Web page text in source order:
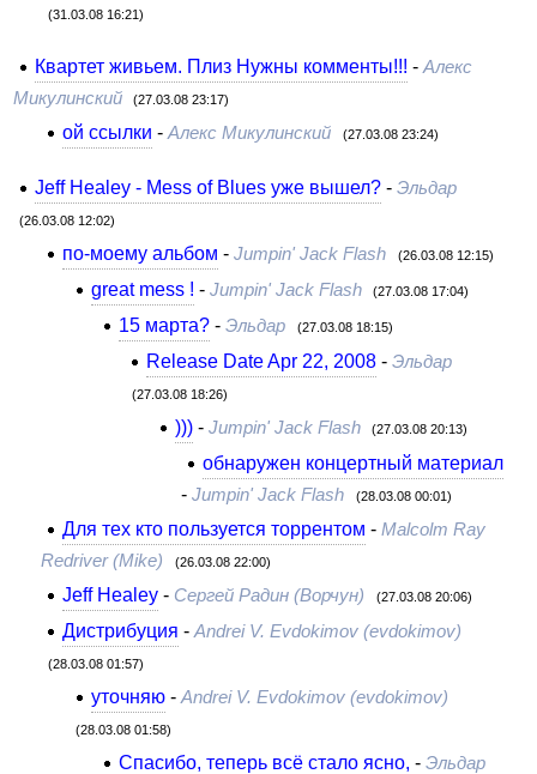
(31.03.08 16:21)
Квартет живьем. Плиз Нужны комменты!!! - Алекс
Микулинский
(27.03.08 23:17)
ой ссылки -Алекс Микулинский (27.03.08 23:24)
Jeff Healey - Mess of Blues уже вышел?- Эльдар
(26.03.08 12:02)
по-моему альбом -Jumpin' Jack Flash (26.03.08 12:15)
great mess ! - Jumpin' Jack Flash (27.03.08 17:04)
15 марта?- Эльдар (27.03.08 18:15)
Release Date Apr 22, 2008 -Эльдар
(27.03.08 18:26)
)))- Jumpin' Jack Flash (27.03.08 20:13)
обнаружен концертный материал
-Jumpin' Jack Flash (28.03.08 00:01)
Для тех кто пользуется торрентом -Malcolm Ray
Redriver (Mike)
(26.03.08 22:00)
Jeff Healey - Сергей Радин (Ворчун) (27.03.08 20:06)
Дистрибуция -Andrei V. Evdokimov (evdokimov)
(28.03.08 01:57)
уточняю- Andrei V. Evdokimov (evdokimov)
(28.03.08 01:58)
Спасибо, теперь всё стало ясно, - Эльдар